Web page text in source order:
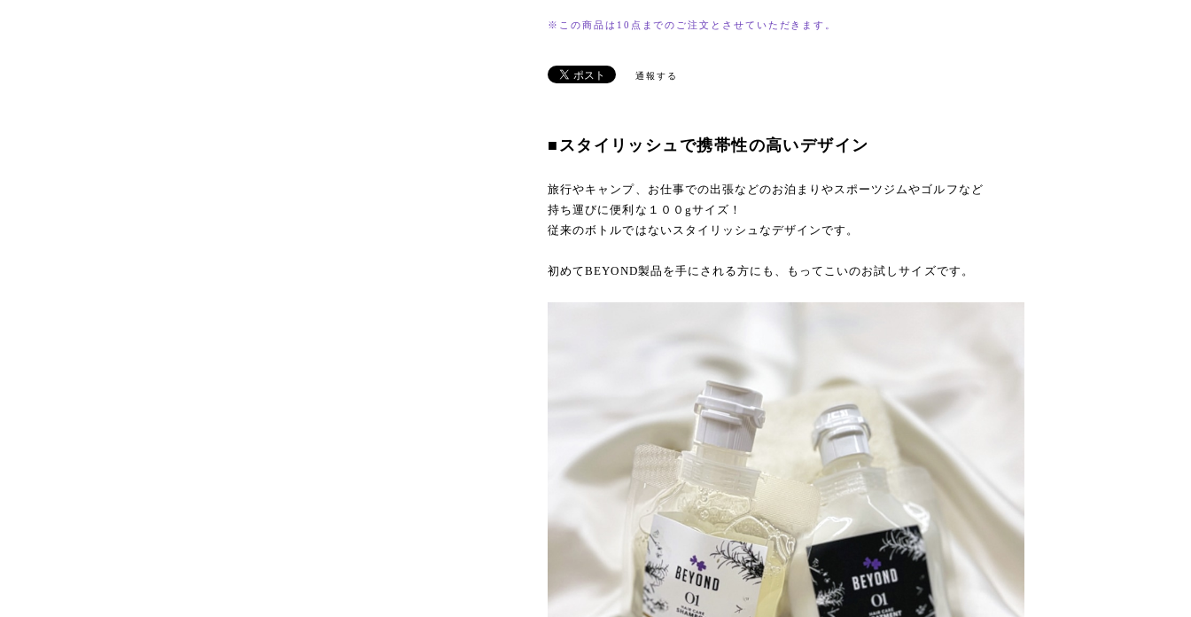
※この商品は10点までのご注文とさせていただきます。
通報する
■スタイリッシュで携帯性の高いデザイン
旅行やキャンプ、お仕事での出張などのお泊まりやスポーツジムやゴルフなど
持ち運びに便利な１００gサイズ！
従来のボトルではないスタイリッシュなデザインです。
初めてBEYOND製品を手にされる方にも、もってこいのお試しサイズです。